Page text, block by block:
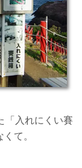
「入れにくい賽
て。